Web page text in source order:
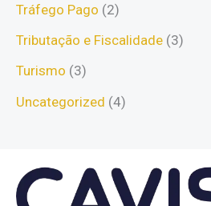
Tráfego Pago (2)
Tributação e Fiscalidade (3)
Turismo (3)
Uncategorized (4)